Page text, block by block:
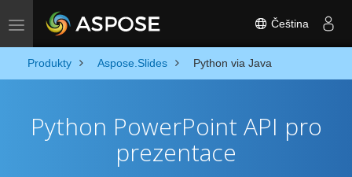
Toggle navigation Čeština
Produkty Aspose.Slides Python via Java
Python PowerPoint API pro
prezentace